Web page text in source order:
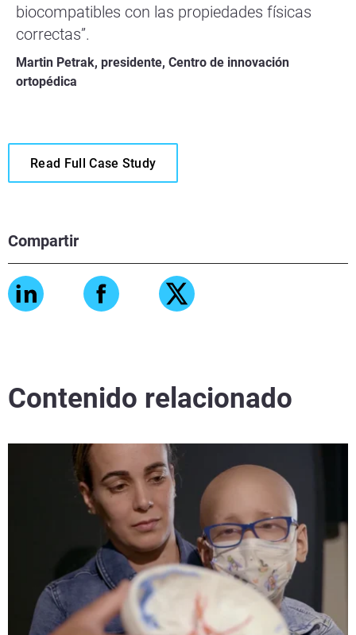
Compartir
biocompatibles con las propiedades físicas
correctas”.
Martin Petrak, presidente, Centro de innovación
ortopédica
Read Full Case Study
Contenido relacionado